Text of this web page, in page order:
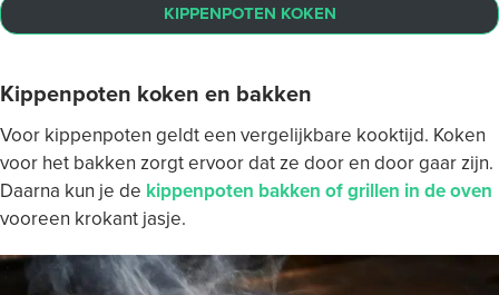
KIPPENPOTEN KOKEN
Kippenpoten koken en bakken
Voor kippenpoten geldt een vergelijkbare kooktijd. Koken
voor het bakken zorgt ervoor dat ze door en door gaar zijn.
Daarna kun je de kippenpoten bakken of grillen in de oven
vooreen krokant jasje.